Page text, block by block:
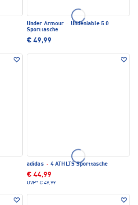
Under Armour · Undeniable 5.0
Sporttasche
€ 49,99
adidas · 4 ATHLTS Sporttasche
€ 44,99
UVP* € 49,99